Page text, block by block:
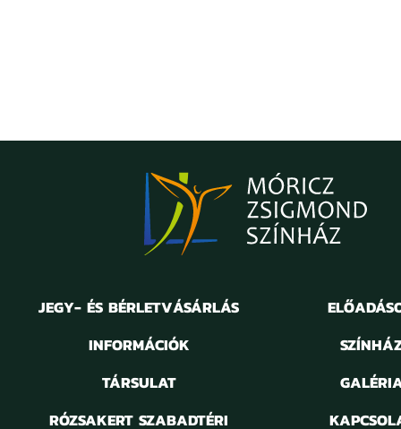
JEGY- ÉS BÉRLETVÁSÁRLÁS
INFORMÁCIÓK
TÁRSULAT
RÓZSAKERT SZABADTÉRI